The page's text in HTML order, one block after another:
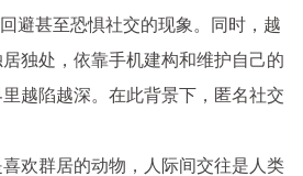
避甚至恐惧社交的现象。同时，越
独处，依靠手机建构和维护自己的
越陷越深。在此背景下，匿名社交
群居的动物，人际间交往是人类